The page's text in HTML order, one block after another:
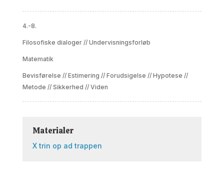
4.-8.
Filosofiske dialoger// Undervisningsforløb
Matematik
Bevisførelse // Estimering // Forudsigelse // Hypotese //
Metode // Sikkerhed // Viden
Materialer
X trin op ad trappen